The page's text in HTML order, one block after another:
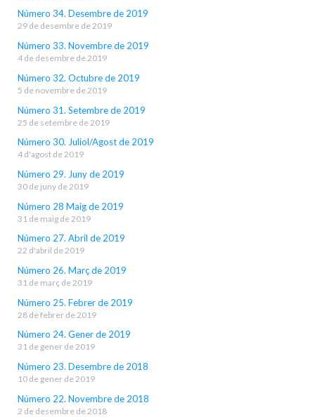
Número 34. Desembre de 2019
29 de desembre de 2019
Número 33. Novembre de 2019
4 de desembre de 2019
Número 32. Octubre de 2019
5 de novembre de 2019
Número 31. Setembre de 2019
25 de setembre de 2019
Número 30. Juliol/Agost de 2019
4 d'agost de 2019
Número 29. Juny de 2019
30 de juny de 2019
Número 28 Maig de 2019
31 de maig de 2019
Número 27. Abril de 2019
22 d'abril de 2019
Número 26. Març de 2019
31 de març de 2019
Número 25. Febrer de 2019
28 de febrer de 2019
Número 24. Gener de 2019
31 de gener de 2019
Número 23. Desembre de 2018
10 de gener de 2019
Número 22. Novembre de 2018
2 de desembre de 2018